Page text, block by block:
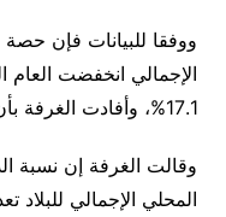
ووفقا للبيانات فإن حصة
الإجمالي انخفضت العام
17.1%، وأفادت الغرفة بأن الدين العام عند مستوى آمن.
وقالت الغرفة إن نسبة
المحلي الإجمالي للبلاد